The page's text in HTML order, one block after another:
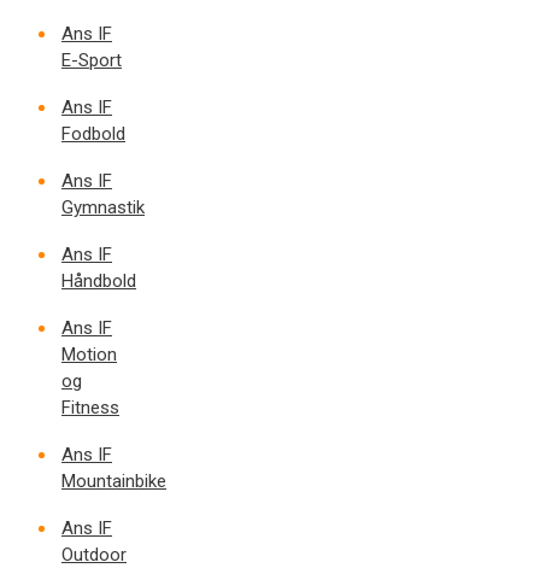
Ans IF
E-Sport
Ans IF
Fodbold
Ans IF
Gymnastik
Ans IF
Håndbold
Ans IF
Motion
og
Fitness
Ans IF
Mountainbike
Ans IF
Outdoor